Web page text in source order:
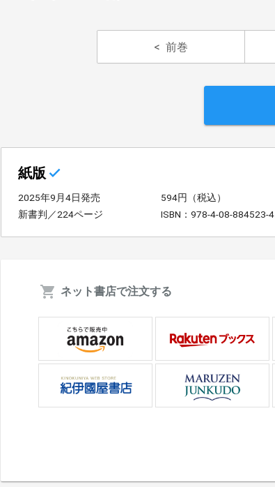
前巻
紙版
2025年9月4日発売
594円（税込）
新書判／224ページ
ISBN：978-4-08-884523-4
ネット書店で注文する